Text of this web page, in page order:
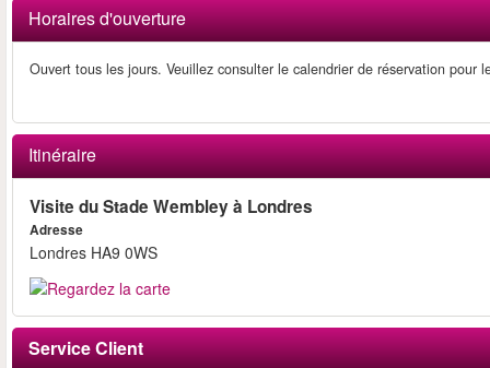
Horaires d'ouverture
Ouvert tous les jours. Veuillez consulter le calendrier de réservation pour
Itinéraire
Visite du Stade Wembley à Londres
Adresse
Londres HA9 0WS
Service Client